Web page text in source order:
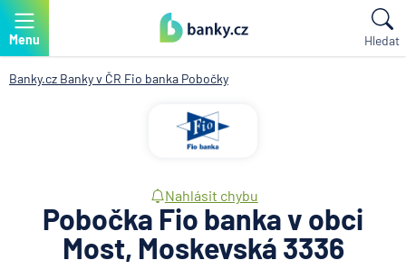
Menu Hledat
Banky.cz Banky v ČR Fio banka Pobočky
Nahlásit chybu
Pobočka Fio banka v obci
Most, Moskevská 3336